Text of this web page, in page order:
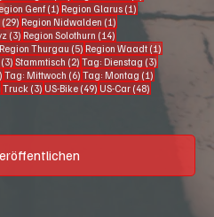
Genf (1) 1 Beitrag
Region Glarus (1)
(29) 29 Beiträge
Region Nidwalden (1) 1 Beitrag
(3) 3 Beiträge
Region Solothurn (14) 14 Beiträge
3 Beiträge
Region Thurgau (5) 5 Beiträge
Region Waadt (1)
(3) 3 Beiträge
Stammtisch (2) 2 Beiträge
Tag: Dienstag (3)
37 Beiträge
Tag: Mittwoch (6) 6 Beiträge
Tag: Montag (1)
109 Beiträge
Truck (3) 3 Beiträge
US-Bike (49) 49 Beiträge
US-Car (48)